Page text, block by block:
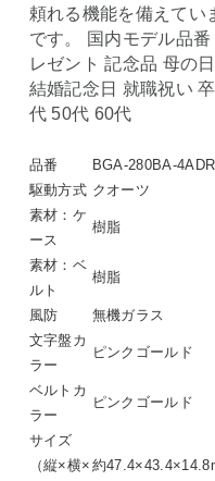
頼れる機能を備えてい
です。 国内モデル品
レゼント 記念品 母の
結婚記念日 就職祝い
代 50代 60代
品番
BGA-280BA-4ADR
駆動方式 クオーツ
素材：ケ
ース
樹脂
素材：ベ
ルト
樹脂
風防
無機ガラス
文字盤カ
ラー
ピンクゴールド
ベルトカ
ラー
ピンクゴールド
サイズ
（縦×横× 約